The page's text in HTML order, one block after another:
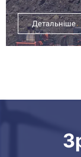
Детальніше